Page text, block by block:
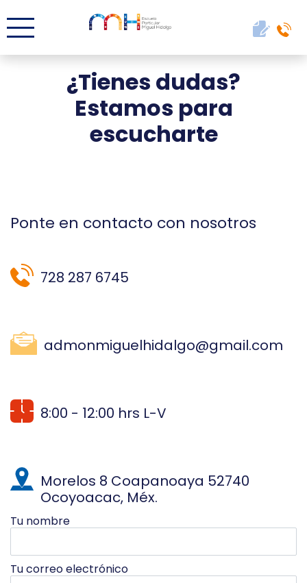
¿Tienes dudas?
Estamos para
escucharte
Ponte en contacto con nosotros
728 287 6745
admonmiguelhidalgo@gmail.com
8:00 - 12:00 hrs L-V
Morelos 8 Coapanoaya 52740
Ocoyoacac, Méx.
Tu nombre
Tu correo electrónico